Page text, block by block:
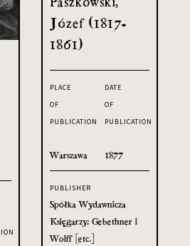
Józef (1817-
1861)
PLACE
OF
PUBLICATION
Warszawa
DATE
OF
PUBLICATION
1877
PUBLISHER
Spółka Wydawnicza
Księgarzy: Gebethner i
Wolff [etc.]